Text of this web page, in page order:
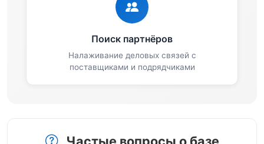
Поиск партнёров
Налаживание деловых связей с
поставщиками и подрядчиками
Частые вопросы о базе